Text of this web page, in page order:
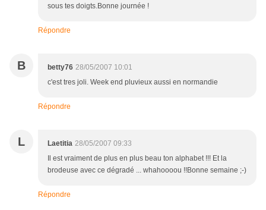
sous tes doigts.Bonne journée !
Répondre
B betty76 28/05/2007 10:01
c'est tres joli. Week end pluvieux aussi en normandie
Répondre
L Laetitia 28/05/2007 09:33
Il est vraiment de plus en plus beau ton alphabet !!! Et la
brodeuse avec ce dégradé ... whahoooou !!Bonne semaine ;-)
Répondre